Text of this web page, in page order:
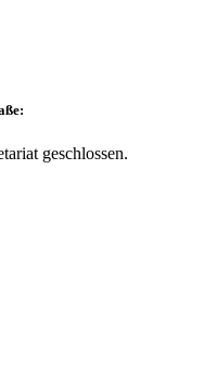
geschlossen.